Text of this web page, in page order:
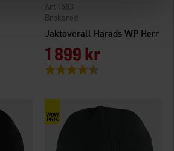
Jaktoverall Harads WP Herr
Brokared
1583
1 899 kr
Betyg: